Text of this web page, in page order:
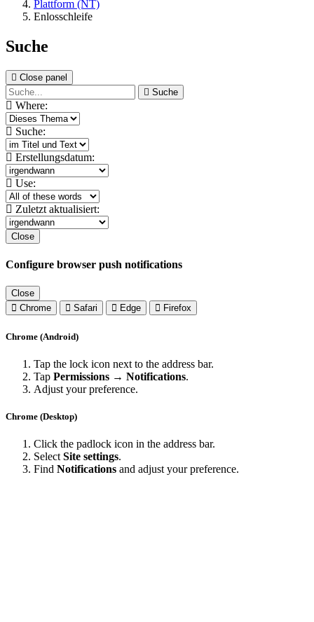
Plattform (NT)
Enlosschleife
Suche
Close panel
Suche
Where:
Suche:
Erstellungsdatum:
Use:
Zuletzt aktualisiert:
Close
Configure browser push notifications
Close
Chrome
Safari Edge Firefox
Chrome (Android)
Tap the lock icon next to the address bar.
Tap Permissions → Notifications.
Adjust your preference.
Chrome (Desktop)
Click the padlock icon in the address bar.
Select Site settings.
Find Notifications and adjust your preference.